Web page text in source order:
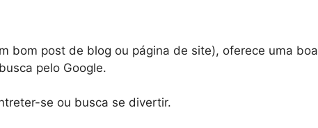
bom post de blog ou página de site), oferece uma boa
pelo Google.
se ou busca se divertir.